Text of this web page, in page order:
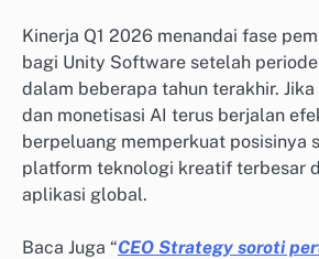
Kinerja Q1 2026 menandai fase
bagi Unity Software setelah
dalam beberapa tahun terakhir.
dan monetisasi AI terus berjalan
berpeluang memperkuat posisinya
platform teknologi kreatif terbesar
aplikasi global.
Baca Juga “CEO Strategy soroti